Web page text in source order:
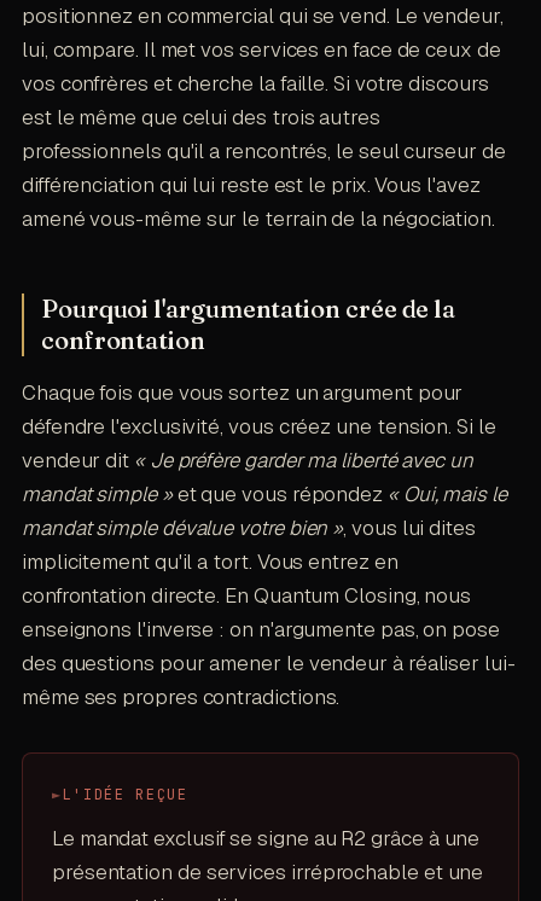
positionnez en commercial qui se vend. Le vendeur,
lui, compare. Il met vos services en face de ceux de
vos confrères et cherche la faille. Si votre discours
est le même que celui des trois autres
professionnels qu'il a rencontrés, le seul curseur de
différenciation qui lui reste est le prix. Vous l'avez
amené vous-même sur le terrain de la négociation.
Pourquoi l'argumentation crée de la
confrontation
Chaque fois que vous sortez un argument pour
défendre l'exclusivité, vous créez une tension. Si le
vendeur dit « Je préfère garder ma liberté avec un
mandat simple »et que vous répondez « Oui, mais le
mandat simple dévalue votre bien », vous lui dites
implicitement qu'il a tort. Vous entrez en
confrontation directe. En Quantum Closing, nous
enseignons l'inverse : on n'argumente pas, on pose
des questions pour amener le vendeur à réaliser lui-
même ses propres contradictions.
►L'IDÉE REÇUE
Le mandat exclusif se signe au R2 grâce à une
présentation de services irréprochable et une